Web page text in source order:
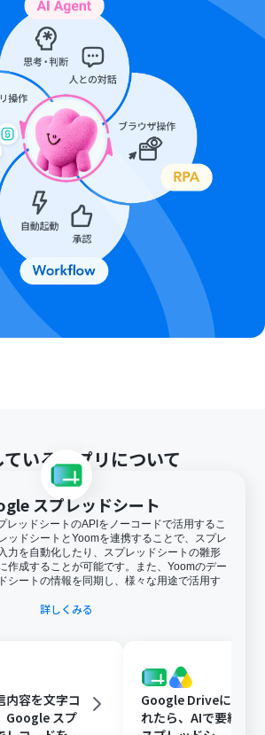
いるアプリについて
スプレッドシート
レッドシートのAPIをノーコードで活用するこ
ッドシートとYoomを連携することで、スプレ
力を自動化したり、スプレッドシートの雛形
作成することが可能です。また、Yoomのデー
シートの情報を同期し、様々な用途で活用す
詳しくみる
内容を文字コ
Google スプ
Google Driveに文書
れたら、AIで要約し